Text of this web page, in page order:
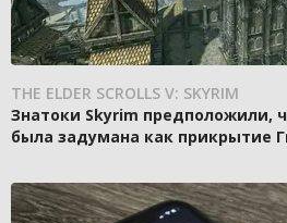
THE ELDER SCROLLS V: SKYRIM
Знатоки Skyrim предположили,
была задумана как прикрытие